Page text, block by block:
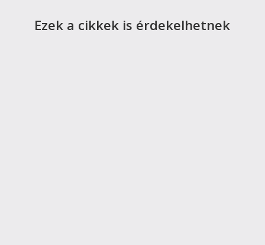
Ezek a cikkek is érdekelhetnek